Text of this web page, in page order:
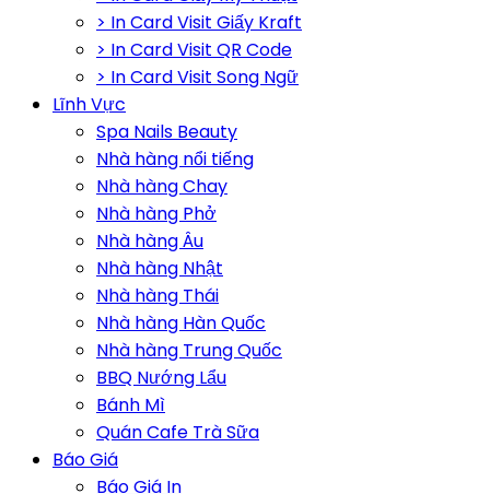
> In Card Visit Giấy Kraft
> In Card Visit QR Code
> In Card Visit Song Ngữ
Lĩnh Vực
Spa Nails Beauty
Nhà hàng nổi tiếng
Nhà hàng Chay
Nhà hàng Phở
Nhà hàng Âu
Nhà hàng Nhật
Nhà hàng Thái
Nhà hàng Hàn Quốc
Nhà hàng Trung Quốc
BBQ Nướng Lẩu
Bánh Mì
Quán Cafe Trà Sữa
Báo Giá
Báo Giá In